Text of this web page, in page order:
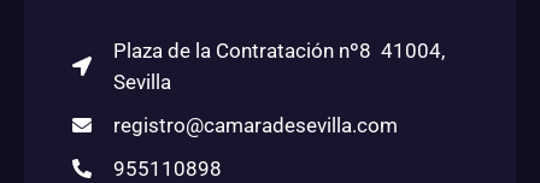
Plaza de la Contratación nº8 41004,
Sevilla
registro@camaradesevilla.com
955110898